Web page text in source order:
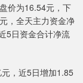
价为16.54元，下
，全天主力资金净
5日资金合计净流
，近5日增加1.85